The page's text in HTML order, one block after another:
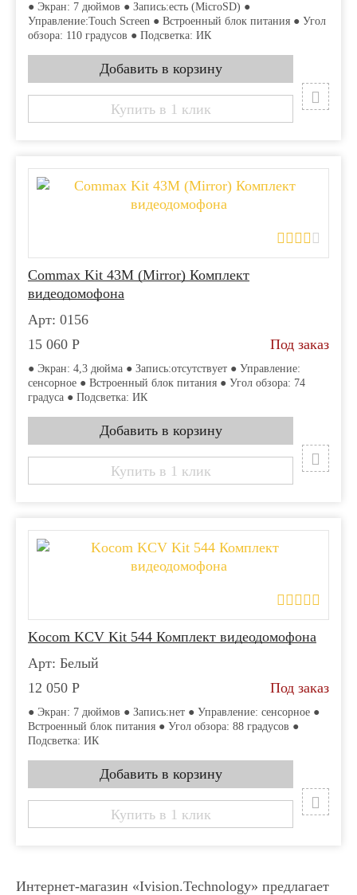
● Экран: 7 дюймов ● Запись:есть (MicroSD) ●
Управление:Touch Screen ● Встроенный блок питания ● Угол
обзора: 110 градусов ● Подсветка: ИК
Купить в 1 клик
Commax Kit 43M (Mirror) Комплект
видеодомофона
Арт: 0156
15 060 Р Под заказ
● Экран: 4,3 дюйма ● Запись:отсутствует ● Управление:
сенсорное ● Встроенный блок питания ● Угол обзора: 74
градуса ● Подсветка: ИК
Купить в 1 клик
Kocom KCV Kit 544 Комплект видеодомофона
Арт: Белый
12 050 Р Под заказ
● Экран: 7 дюймов ● Запись:нет ● Управление: сенсорное ●
Встроенный блок питания ● Угол обзора: 88 градусов ●
Подсветка: ИК
Купить в 1 клик
Интернет-магазин «Ivision.Technology» предлагает